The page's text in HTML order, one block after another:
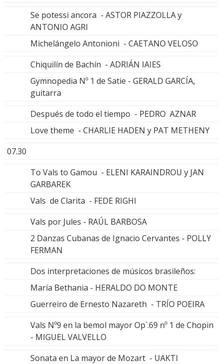
Se potessi ancora - ASTOR PIAZZOLLA y
ANTONIO AGRI
Michelángelo Antonioni - CAETANO VELOSO
Chiquilín de Bachín - ADRIÁN IAIES
Gymnopedia Nº 1 de Satie - GERALD GARCÍA,
guitarra
Después de todo el tiempo - PEDRO AZNAR
Love theme - CHARLIE HADEN y PAT METHENY
07.30
To Vals to Gamou - ELENI KARAINDROU y JAN
GARBAREK
Vals de Clarita - FEDE RIGHI
Vals por Jules - RAÚL BARBOSA
2 Danzas Cubanas de Ignacio Cervantes - POLLY
FERMAN
Dos interpretaciones de músicos brasileños:
María Bethania - HERALDO DO MONTE
Guerreiro de Ernesto Nazareth - TRÍO POEIRA
Vals Nº9 en la bemol mayor Op`.69 nº 1 de Chopin
- MIGUEL VALVELLO
Sonata en La mayor de Mozart - UAKTI